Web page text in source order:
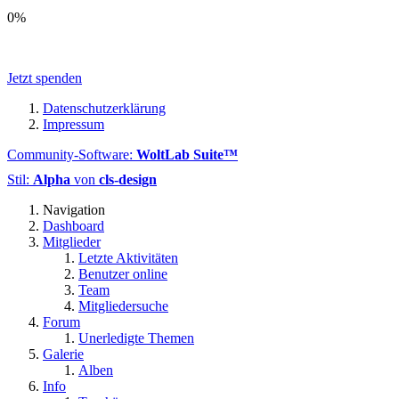
0%
Jetzt spenden
Datenschutzerklärung
Impressum
Community-Software: WoltLab Suite™
Stil: Alpha von cls-design
Navigation
Dashboard
Mitglieder
Letzte Aktivitäten
Benutzer online
Team
Mitgliedersuche
Forum
Unerledigte Themen
Galerie
Alben
Info